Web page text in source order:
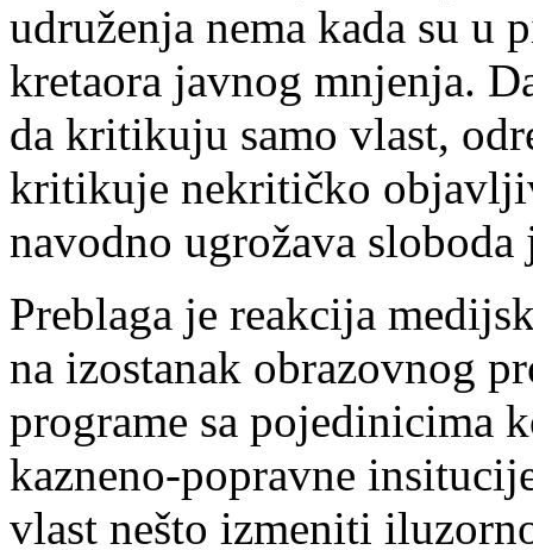
udruženja nema kada su u
kretaora javnog mnjenja.
da kritikuju samo vlast,
kritikuje nekritičko
navodno ugrožava
Preblaga je reakcija
na izostanak obrazovnog
programe sa pojedinicima
kazneno-popravne
vlast nešto izmeniti